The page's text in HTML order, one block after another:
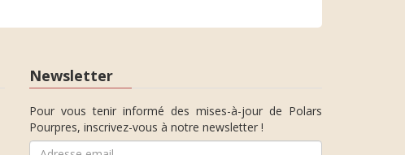
Newsletter
Pour vous tenir informé des mises-à-jour de Polars
Pourpres, inscrivez-vous à notre newsletter !